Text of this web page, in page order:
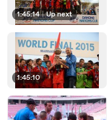
1:45:14 | Up next
1:45:10